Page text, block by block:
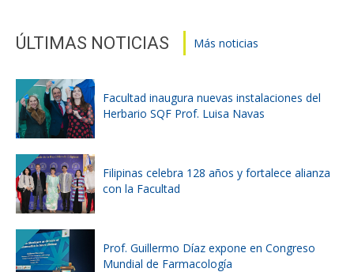
ÚLTIMAS NOTICIAS Más noticias
Facultad inaugura nuevas instalaciones del
Herbario SQF Prof. Luisa Navas
Filipinas celebra 128 años y fortalece alianza
con la Facultad
Prof. Guillermo Díaz expone en Congreso
Mundial de Farmacología